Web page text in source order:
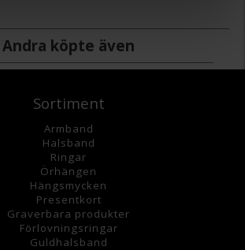
Andra köpte även
Sortiment
Armband
Halsband
Ringar
Örhängen
Hängsmycken
Presentkort
Graverbara produkter
Förlovningsringar
Guldhalsband